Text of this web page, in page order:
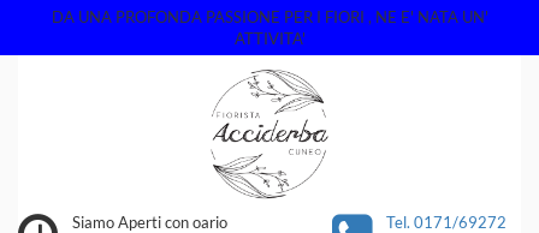
DA UNA PROFONDA PASSIONE PER I FIORI , NE E' NATA UN'
ATTIVITA'
Siamo Aperti con oario
Tel. 0171/69272